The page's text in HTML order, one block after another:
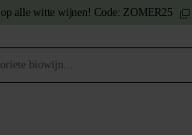
op alle witte wijnen! Code: ZOMER25